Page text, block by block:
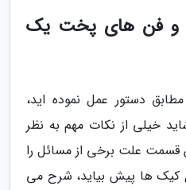
و فن های پخت یک
دستور عمل نموده اید،
خیلی از نکات مهم به نظر
قسمت علت برخی از مسائل را
کیک ها پیش بیاید، شرح می